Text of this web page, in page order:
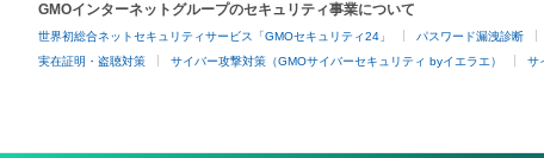
GMOインターネットグループのセキュリティ事業について
世界初総合ネットセキュリティサービス「GMOセキュリティ24」 パスワード漏洩診断
実在証明・盗聴対策 サイバー攻撃対策（GMOサイバーセキュリティ byイエラエ） サ